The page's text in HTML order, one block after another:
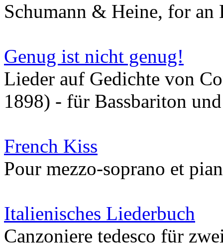
Schumann & Heine, for an
Genug ist nicht genug!
Lieder auf Gedichte von
1898) - für Bassbariton
French Kiss
Pour mezzo-soprano et
Italienisches Liederbuch
Canzoniere tedesco für